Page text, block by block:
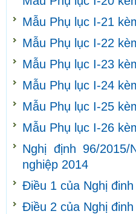
Mẫu Phụ lục I-21
Mẫu Phụ lục I-22
Mẫu Phụ lục I-23
Mẫu Phụ lục I-24
Mẫu Phụ lục I-25
Mẫu Phụ lục I-26
Nghị định 96/
nghiệp 2014
Điều 1 của Nghị
Điều 2 của Nghị